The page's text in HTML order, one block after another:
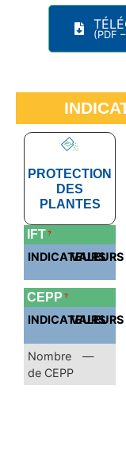
(PDF
PROTECTION
DES
PLANTES
IFT ?
INDICATEURS
VALEURS
CEPP ?
INDICATEURS
VALEURS
Nombre
de CEPP
—